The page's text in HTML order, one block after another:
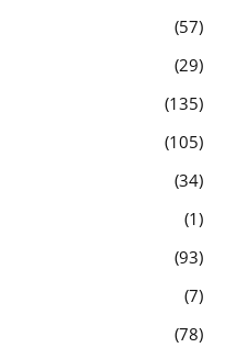
57
29
135
105
34
1
93
7
78